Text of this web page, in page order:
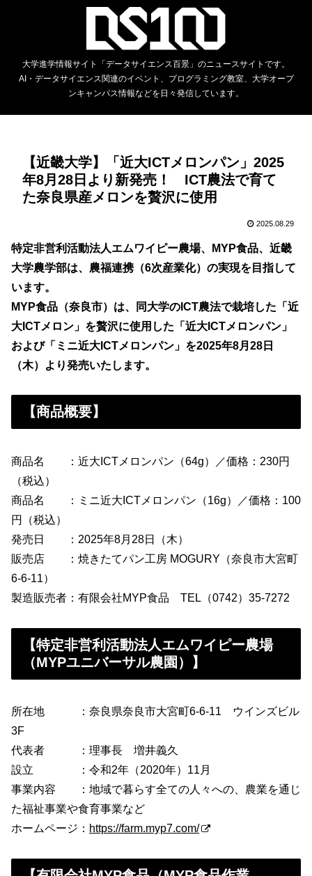
大学進学情報サイト「データサイエンス百景」のニュースサイトです。
AI・データサイエンス関連のイベント、プログラミング教室、大学オープ
ンキャンパス情報などを日々発信しています。
【近畿大学】「近大ICTメロンパン」2025
年8月28日より新発売！ ICT農法で育て
た奈良県産メロンを贅沢に使用
2025.08.29
特定非営利活動法人エムワイピー農場、MYP食品、近畿
大学農学部は、農福連携（6次産業化）の実現を目指して
います。
MYP食品（奈良市）は、同大学のICT農法で栽培した「近
大ICTメロン」を贅沢に使用した「近大ICTメロンパン」
および「ミニ近大ICTメロンパン」を2025年8月28日
（木）より発売いたします。
【商品概要】
商品名 ：近大ICTメロンパン（64g）／価格：230円
（税込）
商品名 ：ミニ近大ICTメロンパン（16g）／価格：100
円（税込）
発売日 ：2025年8月28日（木）
販売店 ：焼きたてパン工房 MOGURY（奈良市大宮町
6-6-11）
製造販売者：有限会社MYP食品 TEL（0742）35-7272
【特定非営利活動法人エムワイピー農場
（MYPユニバーサル農園）】
所在地 ：奈良県奈良市大宮町6-6-11 ウインズビル
3F
代表者 ：理事長 増井義久
設立 ：令和2年（2020年）11月
事業内容 ：地域で暮らす全ての人々への、農業を通じ
た福祉事業や食育事業など
ホームページ： https://farm.myp7.com/